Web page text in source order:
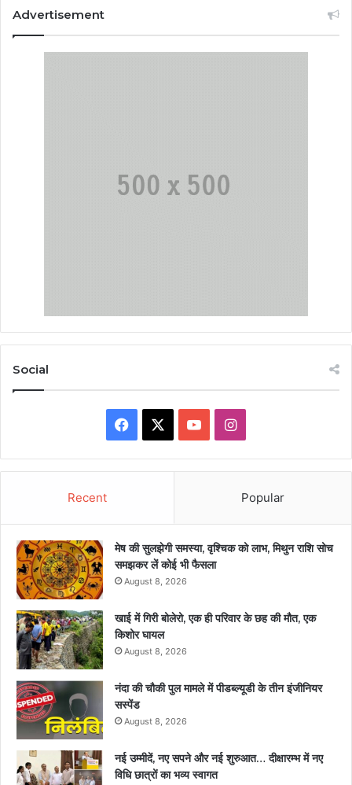
Advertisement
Social
Facebook YouTubeInstagram
Recent Popular
मेष की सुलझेगी समस्या, वृश्चिक को लाभ, मिथुन राशि सोच
समझकर लें कोई भी फैसला
August 8, 2026
खाई में गिरी बोलेरो, एक ही परिवार के छह की मौत, एक
किशोर घायल
August 8, 2026
नंदा की चौकी पुल मामले में पीडब्ल्यूडी के तीन इंजीनियर
सस्पेंड
August 8, 2026
नई उम्मीदें, नए सपने और नई शुरुआत… दीक्षारम्भ में नए
विधि छात्रों का भव्य स्वागत